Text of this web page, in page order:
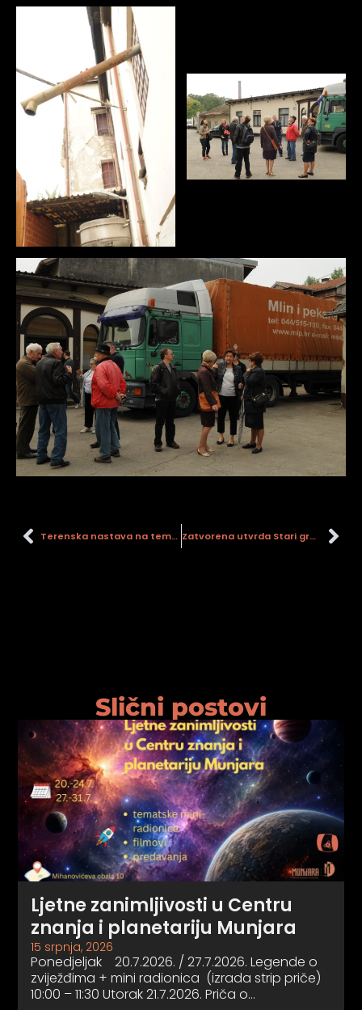
Terenska nastava na temu Domovinskog rata Zatvorena utvrda Stari grad u sezoni 2015.
Slični postovi
Ljetne zanimljivosti u Centru
znanja i planetariju Munjara
15 srpnja, 2026
Ponedjeljak 20.7.2026. / 27.7.2026. Legende o
zviježđima + mini radionica (izrada strip priče)
10:00 – 11:30 Utorak 21.7.2026. Priča o…